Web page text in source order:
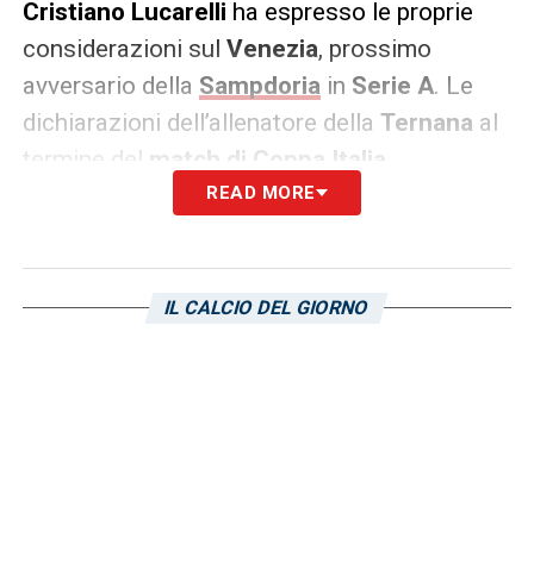
Cristiano Lucarelli ha espresso le proprie
considerazioni sul Venezia, prossimo
avversario della Sampdoria in Serie A. Le
dichiarazioni dell’allenatore della Ternana al
termine del match di Coppa Italia
DICHIARAZIONI –«Esprimono un bel gioco,
da affrontare. Noi stiamo cercando di
READ MORE
IL CALCIO DEL GIORNO